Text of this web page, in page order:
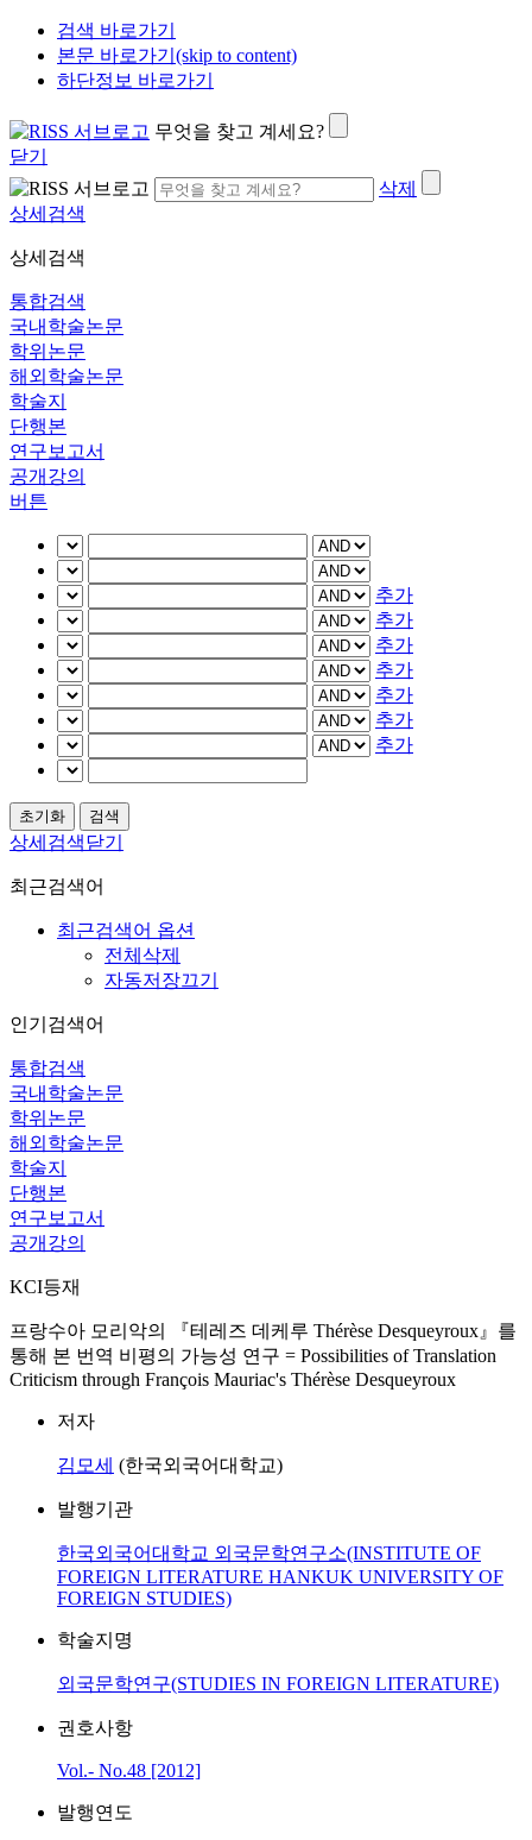
검색 바로가기
본문 바로가기(skip to content)
하단정보 바로가기
무엇을 찾고 계세요?
닫기
삭제
상세검색
상세검색
통합검색
국내학술논문
학위논문
해외학술논문
학술지
단행본
연구보고서
공개강의
버튼
추가
추가
추가
추가
추가
추가
추가
상세검색닫기
최근검색어
최근검색어 옵션
전체삭제
자동저장끄기
인기검색어
통합검색
국내학술논문
학위논문
해외학술논문
학술지
단행본
연구보고서
공개강의
KCI등재
프랑수아 모리악의 『테레즈 데케루 Thérèse Desqueyroux』를
통해 본 번역 비평의 가능성 연구 = Possibilities of Translation
Criticism through François Mauriac's Thérèse Desqueyroux
저자
김모세 (한국외국어대학교)
발행기관
한국외국어대학교 외국문학연구소(INSTITUTE OF
FOREIGN LITERATURE HANKUK UNIVERSITY OF
FOREIGN STUDIES)
학술지명
외국문학연구(STUDIES IN FOREIGN LITERATURE)
권호사항
Vol.- No.48 [2012]
발행연도